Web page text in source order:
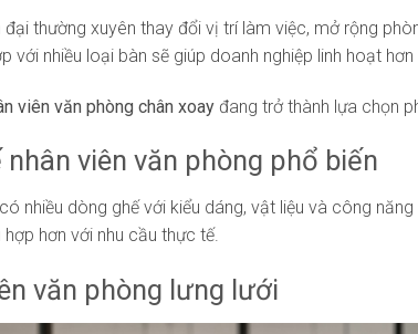
đại thường xuyên thay đổi vị trí làm việc, mở rộng
với nhiều loại bàn sẽ giúp doanh nghiệp linh hoạt hơn
viên văn phòng chân xoay đang trở thành lựa chọn
nhân viên văn phòng phổ biến
nhiều dòng ghế với kiểu dáng, vật liệu và công
hơn với nhu cầu thực tế.
văn phòng lưng lưới